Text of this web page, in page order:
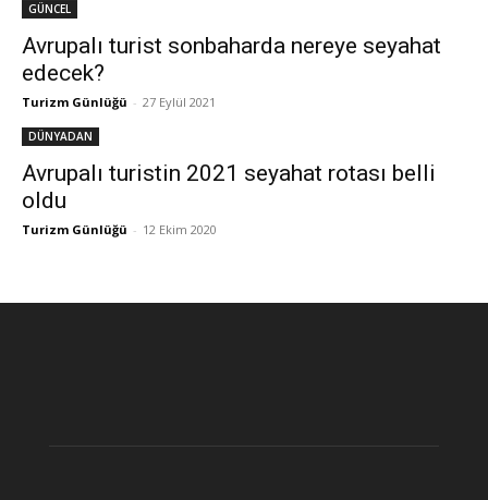
GÜNCEL
Avrupalı turist sonbaharda nereye seyahat
edecek?
Turizm Günlüğü - 27 Eylül 2021
DÜNYADAN
Avrupalı turistin 2021 seyahat rotası belli
oldu
Turizm Günlüğü - 12 Ekim 2020